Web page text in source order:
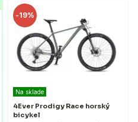
-19%
Na sklade
4Ever Prodigy Race horský
bicykel